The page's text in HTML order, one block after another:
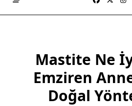
Mastite Ne
Emziren
Doğal